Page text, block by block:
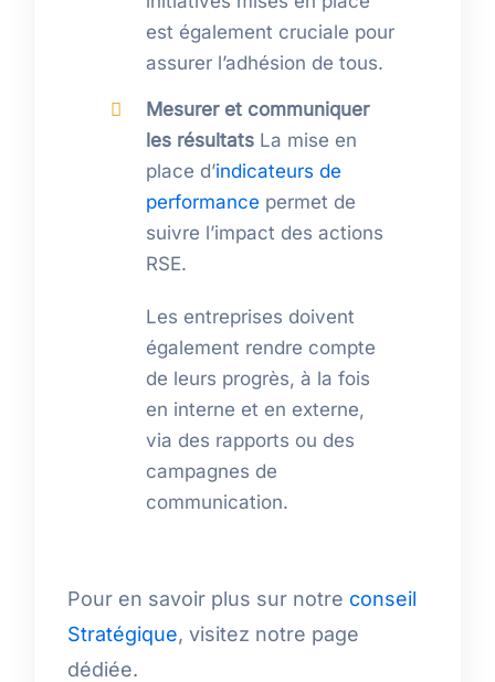
est également cruciale pour
assurer l’adhésion de tous.
Mesurer et communiquer
les résultatsLa mise en
place d’indicateurs de
performance permet de
suivre l’impact des actions
RSE.
Les entreprises doivent
également rendre compte
de leurs progrès, à la fois
en interne et en externe,
via des rapports ou des
campagnes de
communication.
Pour en savoir plus sur notre conseil
Stratégique, visitez notre page
dédiée.